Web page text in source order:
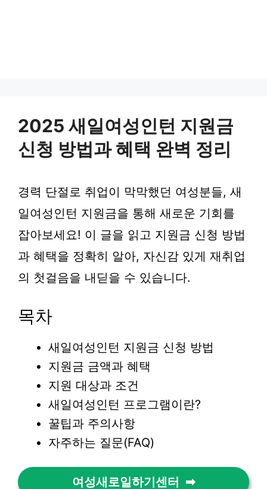
2025 새일여성인턴 지원금
신청 방법과 혜택 완벽 정리
경력 단절로 취업이 막막했던 여성분들, 새
일여성인턴 지원금을 통해 새로운 기회를
잡아보세요! 이 글을 읽고 지원금 신청 방법
과 혜택을 정확히 알아, 자신감 있게 재취업
의 첫걸음을 내딛을 수 있습니다.
목차
새일여성인턴 지원금 신청 방법
지원금 금액과 혜택
지원 대상과 조건
새일여성인턴 프로그램이란?
꿀팁과 주의사항
자주하는 질문(FAQ)
여성새로일하기센터